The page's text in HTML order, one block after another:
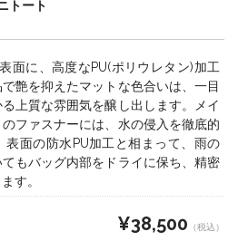
トート
面に、高度なPU(ポリウレタン)加工
艶を抑えたマットな色合いは、一目
上質な雰囲気を醸し出します。メイ
ファスナーには、水の侵入を徹底的
表面の防水PU加工と相まって、雨の
もバッグ内部をドライに保ち、精密
す。
¥38,500 （税込）